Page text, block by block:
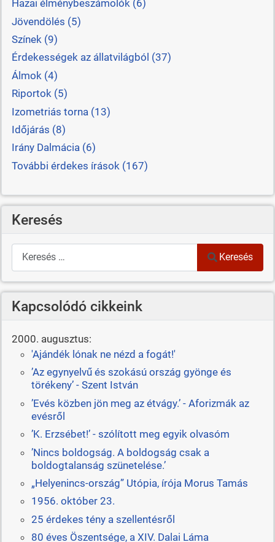
Hazai élménybeszámolók (6)
Jövendölés (5)
Színek (9)
Érdekességek az állatvilágból (37)
Álmok (4)
Riportok (5)
Izometriás torna (13)
Időjárás (8)
Irány Dalmácia (6)
További érdekes írások (167)
Keresés
Keresés
Keresés
Kapcsolódó cikkeink
2000. augusztus:
'Ajándék lónak ne nézd a fogát!'
’Az egynyelvű és szokású ország gyönge és
törékeny’ - Szent István
’Evés közben jön meg az étvágy.’ - Aforizmák az
evésről
’K. Erzsébet!’ - szólított meg egyik olvasóm
’Nincs boldogság. A boldogság csak a
boldogtalanság szünetelése.’
„Helyenincs-ország” Utópia, írója Morus Tamás
1956. október 23.
25 érdekes tény a szellentésről
80 éves Öszentsége, a XIV. Dalai Láma